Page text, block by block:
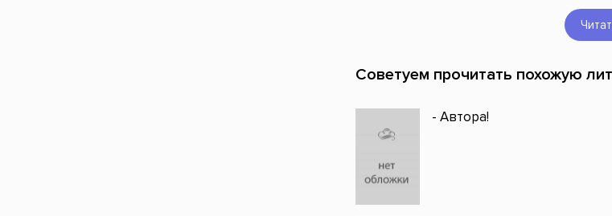
Советуем прочитать похожую
- Автора!